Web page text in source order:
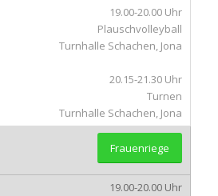
19.00-20.00 Uhr
Plauschvolleyball
Turnhalle Schachen, Jona
20.15-21.30 Uhr
Turnen
Turnhalle Schachen, Jona
Frauenriege
19.00-20.00 Uhr